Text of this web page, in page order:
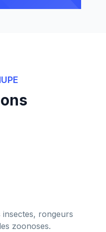
rongeurs
zoonoses.